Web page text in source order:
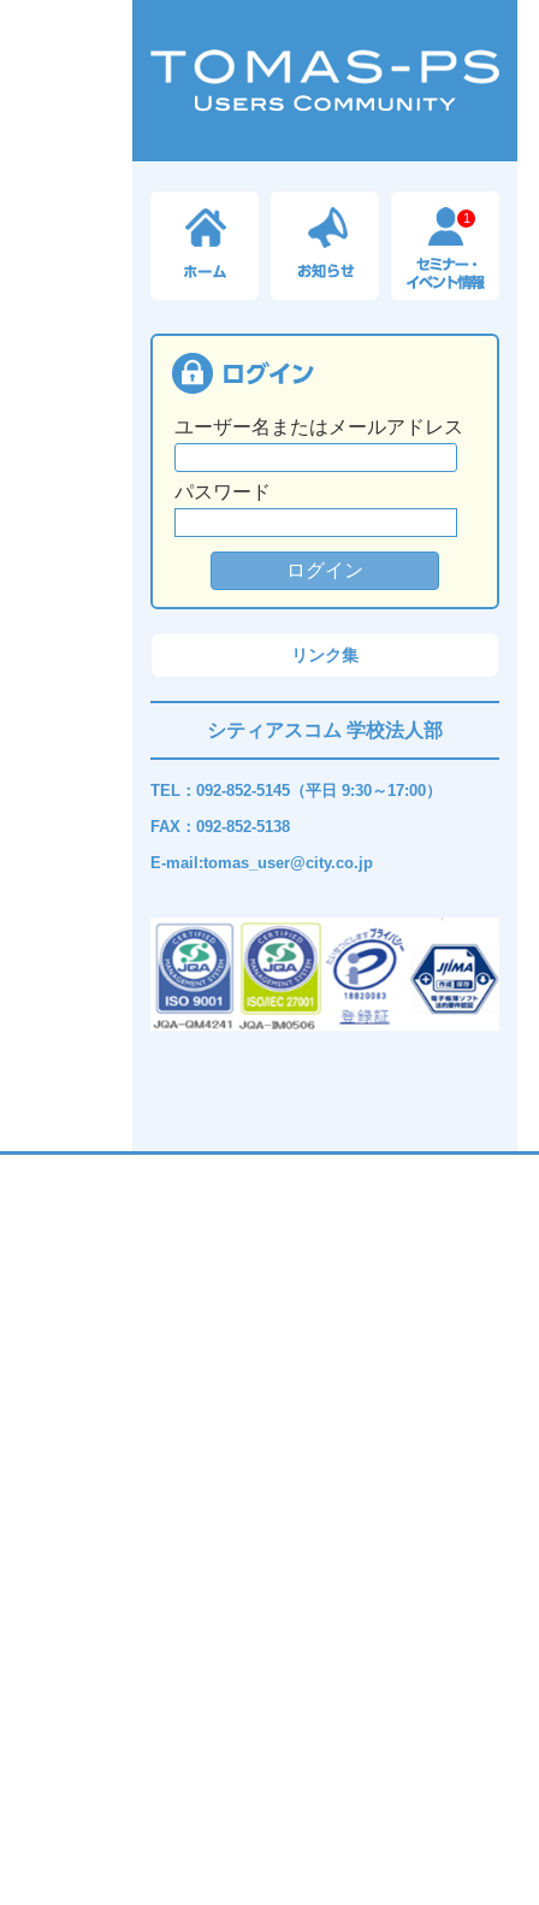
1
ユーザー名またはメールアドレス
パスワード
リンク集
シティアスコム 学校法人部
TEL：092-852-5145（平日 9:30～17:00）
FAX：092-852-5138
E-mail:tomas_user@city.co.jp